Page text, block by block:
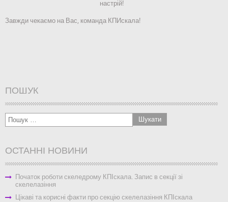
настрій!
Завжди чекаємо на Вас, команда КПИскала!
ПОШУК
ОСТАННІ НОВИНИ
Початок роботи скеледрому КПІскала. Запис в секції зі
скелелазіння
Цікаві та корисні факти про секцію скелелазіння КПІскала